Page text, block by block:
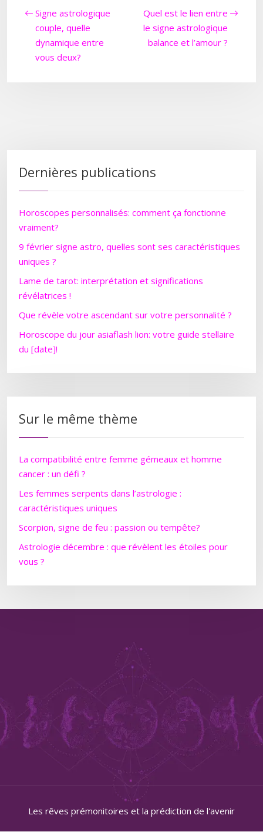
Signe astrologique
couple, quelle
dynamique entre
vous deux?
Quel est le lien entre
le signe astrologique
balance et l’amour ?
Dernières publications
Horoscopes personnalisés: comment ça fonctionne
vraiment?
9 février signe astro, quelles sont ses caractéristiques
uniques ?
Lame de tarot: interprétation et significations
révélatrices !
Que révèle votre ascendant sur votre personnalité ?
Horoscope du jour asiaflash lion: votre guide stellaire
du [date]!
Sur le même thème
La compatibilité entre femme gémeaux et homme
cancer : un défi ?
Les femmes serpents dans l’astrologie :
caractéristiques uniques
Scorpion, signe de feu : passion ou tempête?
Astrologie décembre : que révèlent les étoiles pour
vous ?
Les rêves prémonitoires et la prédiction de l'avenir